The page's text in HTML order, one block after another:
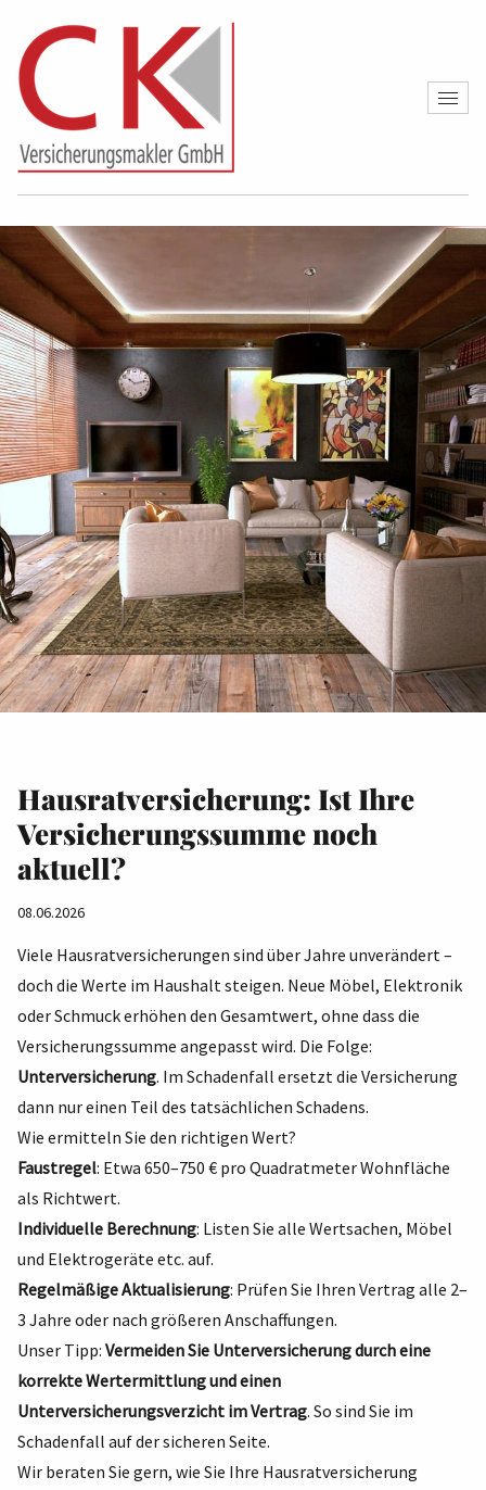
Hausratversicherung: Ist Ihre
Versicherungssumme noch
aktuell?
08.06.2026
Viele Hausratversicherungen sind über Jahre unverändert –
doch die Werte im Haushalt steigen. Neue Möbel, Elektronik
oder Schmuck erhöhen den Gesamtwert, ohne dass die
Versicherungssumme angepasst wird. Die Folge:
Unterversicherung. Im Schadenfall ersetzt die Versicherung
dann nur einen Teil des tatsächlichen Schadens.
Wie ermitteln Sie den richtigen Wert?
Faustregel: Etwa 650–750 € pro Quadratmeter Wohnfläche
als Richtwert.
Individuelle Berechnung: Listen Sie alle Wertsachen, Möbel
und Elektrogeräte etc. auf.
Regelmäßige Aktualisierung: Prüfen Sie Ihren Vertrag alle 2–
3 Jahre oder nach größeren Anschaffungen.
Unser Tipp: Vermeiden Sie Unterversicherung durch eine
korrekte Wertermittlung und einen
Unterversicherungsverzicht im Vertrag. So sind Sie im
Schadenfall auf der sicheren Seite.
Wir beraten Sie gern, wie Sie Ihre Hausratversicherung